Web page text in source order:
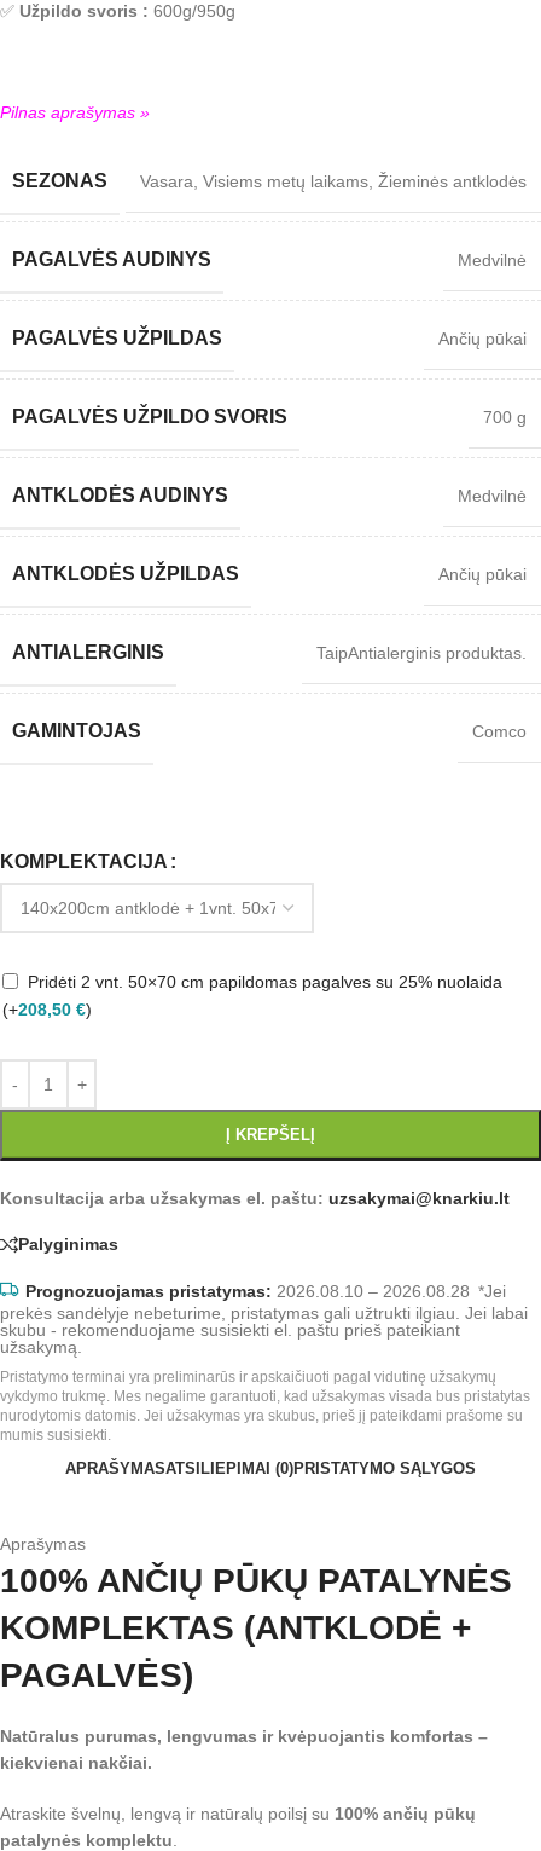
✅ Užpildo svoris : 600g/950g
Pilnas aprašymas »
SEZONAS Vasara, Visiems metų laikams, Žieminės antklodės
PAGALVĖS AUDINYS Medvilnė
PAGALVĖS UŽPILDAS Ančių pūkai
PAGALVĖS UŽPILDO SVORIS 700 g
ANTKLODĖS AUDINYS Medvilnė
ANTKLODĖS UŽPILDAS Ančių pūkai
ANTIALERGINIS TaipAntialerginis produktas.
GAMINTOJAS Comco
KOMPLEKTACIJA
Pridėti 2 vnt. 50×70 cm papildomas pagalves su 25% nuolaida
(+208,50 €)
Į KREPŠELĮ
Konsultacija arba užsakymas el. paštu: uzsakymai@knarkiu.lt
Palyginimas
Prognozuojamas pristatymas: 2026.08.10 – 2026.08.28 *Jei
prekės sandėlyje nebeturime, pristatymas gali užtrukti ilgiau. Jei labai
skubu - rekomenduojame susisiekti el. paštu prieš pateikiant
užsakymą.
Pristatymo terminai yra preliminarūs ir apskaičiuoti pagal vidutinę užsakymų
vykdymo trukmę. Mes negalime garantuoti, kad užsakymas visada bus pristatytas
nurodytomis datomis. Jei užsakymas yra skubus, prieš jį pateikdami prašome su
mumis susisiekti.
APRAŠYMASATSILIEPIMAI (0)PRISTATYMO SĄLYGOS
Aprašymas
100% ANČIŲ PŪKŲ PATALYNĖS
KOMPLEKTAS (ANTKLODĖ +
PAGALVĖS)
Natūralus purumas, lengvumas ir kvėpuojantis komfortas –
kiekvienai nakčiai.
Atraskite švelnų, lengvą ir natūralų poilsį su 100% ančių pūkų
patalynės komplektu